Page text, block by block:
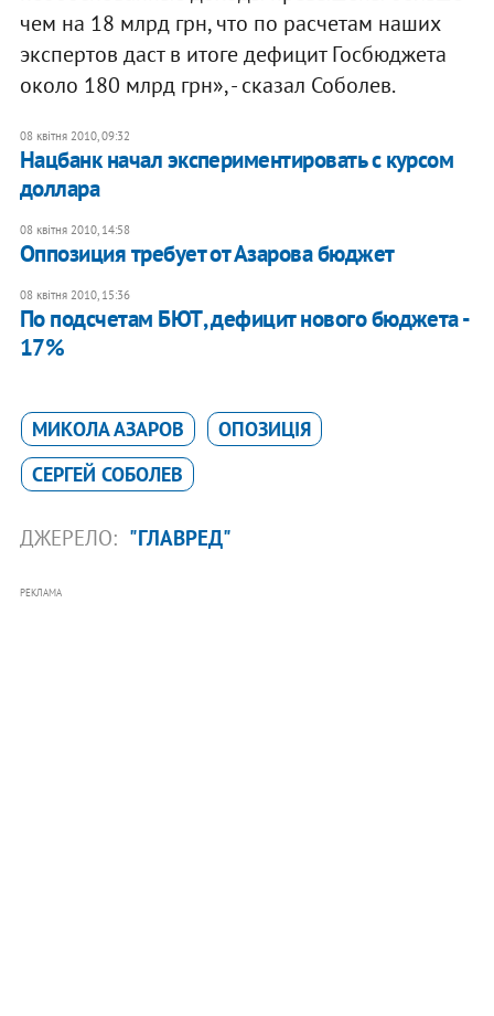
чем на 18 млрд грн, что по расчетам наших
экспертов даст в итоге дефицит Госбюджета
около 180 млрд грн», - сказал Соболев.
08 квітня 2010, 09:32
Нацбанк начал экспериментировать с курсом
доллара
08 квітня 2010, 14:58
Оппозиция требует от Азарова бюджет
08 квітня 2010, 15:36
По подсчетам БЮТ, дефицит нового бюджета -
17%
МИКОЛА АЗАРОВ
ОПОЗИЦІЯ
СЕРГЕЙ СОБОЛЕВ
ДЖЕРЕЛО: "ГЛАВРЕД"
РЕКЛАМА